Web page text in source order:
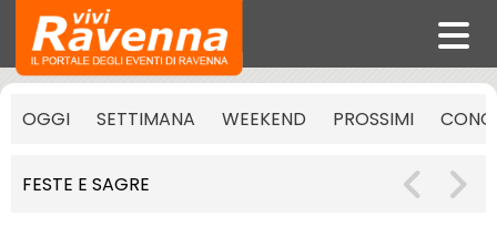
OGGI SETTIMANA WEEKEND PROSSIMI
FESTE E SAGRE